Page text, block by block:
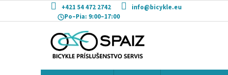
obsah
+421 54 472 2742
info@bicykle.eu
Po–Pia: 9:00–17:00